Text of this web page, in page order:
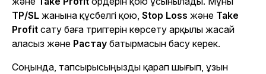
TP/SL жанына құсбелгі қою, Stop Loss және Take
Profit сату баға триггерін көрсету арқылы жасай
аласыз және Растау батырмасын басу керек.
Соңында, тапсырысыңызды қарап шығып, ұзын